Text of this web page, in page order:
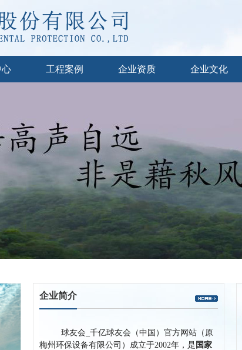
心 工程案例 企业资质 企业文化
企业简介
球友会_千亿球友会（中国）官方网站（原
梅州环保设备有限公司）成立于2002年，是 国家